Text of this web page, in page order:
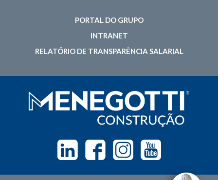
PORTAL DO GRUPO
INTRANET
RELATÓRIO DE TRANSPARÊNCIA SALARIAL
Linkedin FacebookInstagramYoutube